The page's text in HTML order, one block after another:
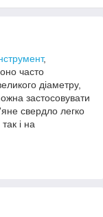
,
часто
діаметру,
застосовувати
свердло легко
і на